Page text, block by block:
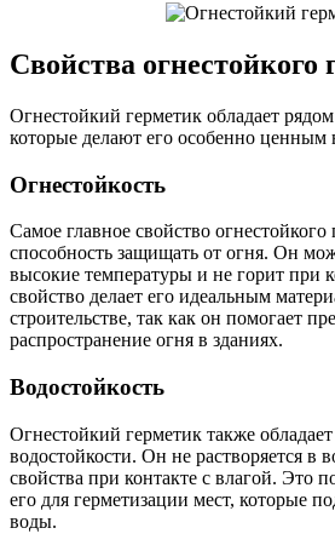
Свойства огнестойкого
Огнестойкий герметик обладает
которые делают его особенно ценным
Огнестойкость
Самое главное свойство огнестойкого
способность защищать от огня. Он
высокие температуры и не горит при
свойство делает его идеальным
строительстве, так как он помогает
распространение огня в зданиях.
Водостойкость
Огнестойкий герметик также
водостойкости. Он не растворяется в
свойства при контакте с влагой. Это
его для герметизации мест, которые
воды.